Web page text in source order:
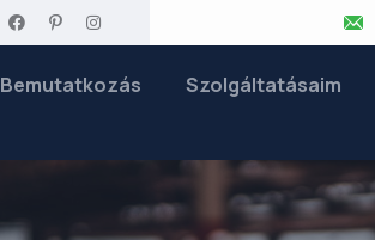
Bemutatkozás Szolgáltatásaim